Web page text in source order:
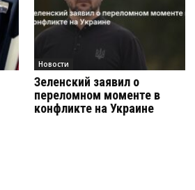
Новости
Зеленский заявил о
переломном моменте в
конфликте на Украине